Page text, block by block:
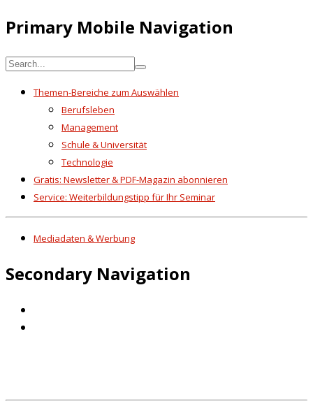
Primary Mobile Navigation
Themen-Bereiche zum Auswählen
Berufsleben
Management
Schule & Universität
Technologie
Gratis: Newsletter & PDF-Magazin abonnieren
Service: Weiterbildungstipp für Ihr Seminar
Mediadaten & Werbung
Secondary Navigation